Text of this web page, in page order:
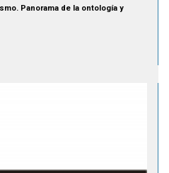
Panorama de la ontología y